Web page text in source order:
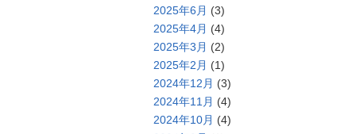
2025年6月 (3)
2025年4月 (4)
2025年3月 (2)
2025年2月 (1)
2024年12月 (3)
2024年11月 (4)
2024年10月 (4)